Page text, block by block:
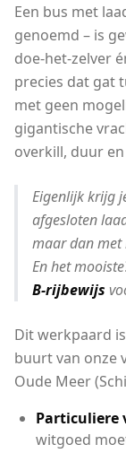
Een bus met
genoemd – is
doe-het-zelver
precies dat gat
met geen
gigantische
overkill, duur
Eigenlijk krijg
afgesloten
maar dan met
En het
B-rijbewijs
Dit werkpaard
buurt van onze
Oude Meer
Particuliere
witgoed